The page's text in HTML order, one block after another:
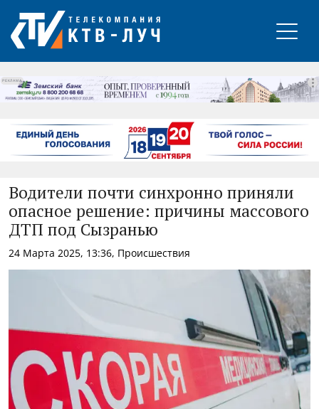
РЕКЛАМА
Водители почти синхронно приняли
опасное решение: причины массового
ДТП под Сызранью
24 Марта 2025, 13:36, Происшествия